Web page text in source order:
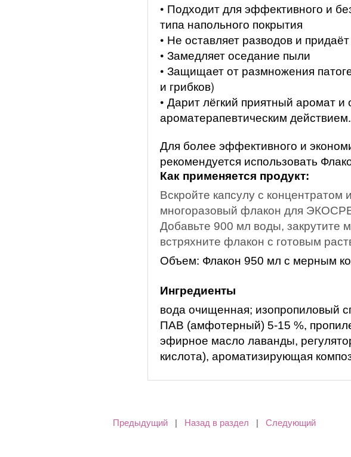
• Подходит для эффективного и
типа напольного покрытия
• Не оставляет разводов и
• Замедляет оседание пыли
• Защищает от размножения
и грибков)
• Дарит лёгкий приятный аромат и
ароматерапевтическим действием.
Для более эффективного и
рекомендуется использовать
Как применяется продукт:
Вскройте капсулу с
многоразовый флакон для
Добавьте 900 мл воды, закрутите
встряхните флакон с готовым
Объем: Флакон 950 мл с мерным
Ингредиенты
вода очищенная; изопропиловый
ПАВ (амфотерный) 5-15 %,
эфирное масло лаванды,
кислота), ароматизирующая
Предыдущий | Назад в раздел | Следующий